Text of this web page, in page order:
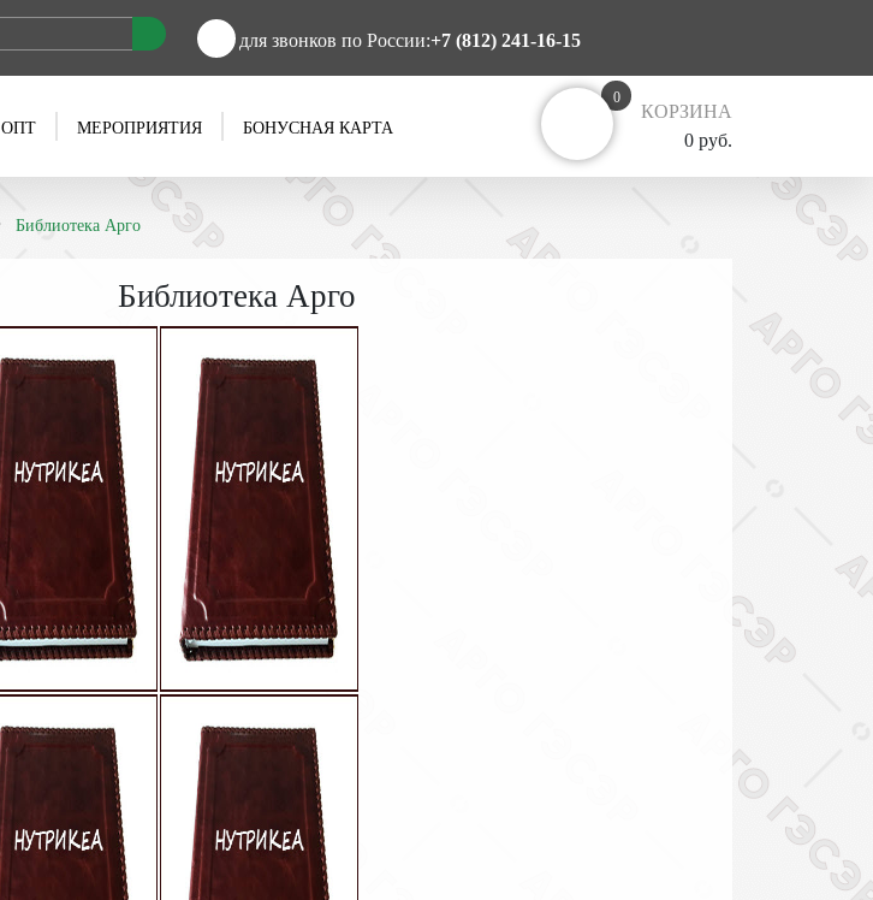
для звонков по России:+7 (812) 241-16-15
ОПТ МЕРОПРИЯТИЯ БОНУСНАЯ КАРТА
0
КОРЗИНА
0 руб.
Библиотека Арго
Библиотека Арго